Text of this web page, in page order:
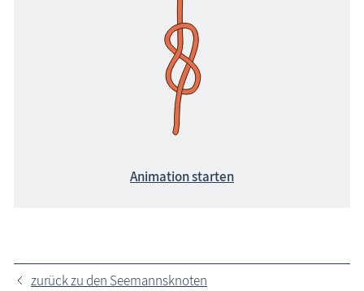
Animation starten
zurück zu den Seemannsknoten